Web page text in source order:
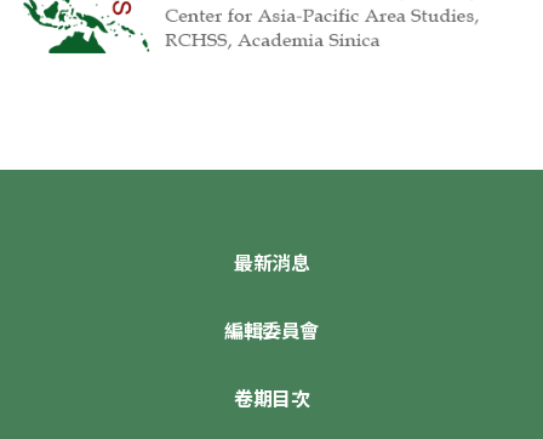
最新消息
編輯委員會
卷期目次